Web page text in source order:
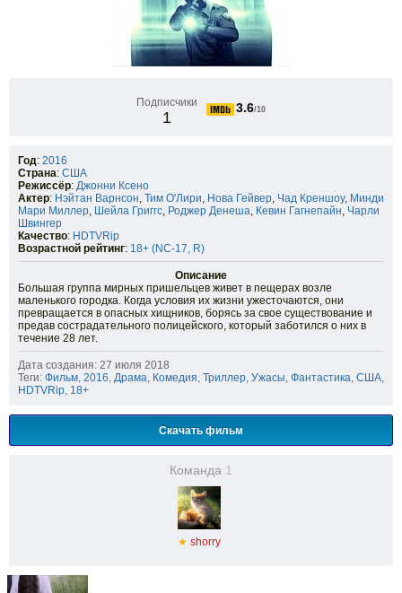
Подписчики
1
3.6/10
Год: 2016
Страна: США
Режиссёр: Джонни Ксено
Актер: Нэйтан Варнсон, Тим О'Лири, Нова Гейвер, Чад Креншоу, Минди
Мари Миллер, Шейла Григгс, Роджер Денеша, Кевин Гагнепайн, Чарли
Швингер
Качество: HDTVRip
Возрастной рейтинг: 18+ (NC-17, R)
Описание
Большая группа мирных пришельцев живет в пещерах возле
маленького городка. Когда условия их жизни ужесточаются, они
превращается в опасных хищников, борясь за свое существование и
предав сострадательного полицейского, который заботился о них в
течение 28 лет.
Дата создания: 27 июля 2018
Теги: Фильм, 2016, Драма, Комедия, Триллер, Ужасы, Фантастика, США,
HDTVRip, 18+
Скачать фильм
Команда 1
★ shorry